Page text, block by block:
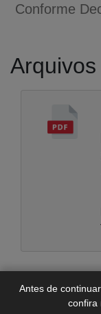
Antes de
confira
Conforme